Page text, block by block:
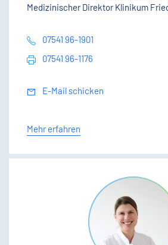
Medizinischer Direktor Klinikum
07541 96-1901
07541 96-1176
E-Mail schicken
Mehr erfahren